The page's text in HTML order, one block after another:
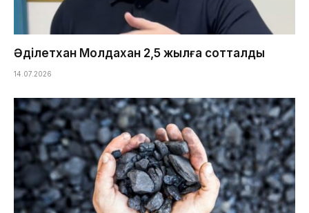
Әділетхан Молдахан 2,5 жылға сотталды
14.07.2026